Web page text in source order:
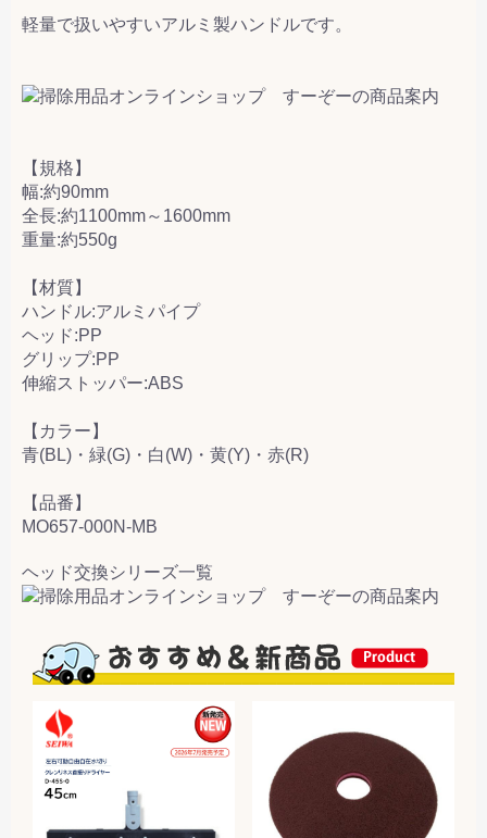
軽量で扱いやすいアルミ製ハンドルです。
【規格】
幅:約90mm
全長:約1100mm～1600mm
重量:約550g
【材質】
ハンドル:アルミパイプ
ヘッド:PP
グリップ:PP
伸縮ストッパー:ABS
【カラー】
青(BL)・緑(G)・白(W)・黄(Y)・赤(R)
【品番】
MO657-000N-MB
ヘッド交換シリーズ一覧